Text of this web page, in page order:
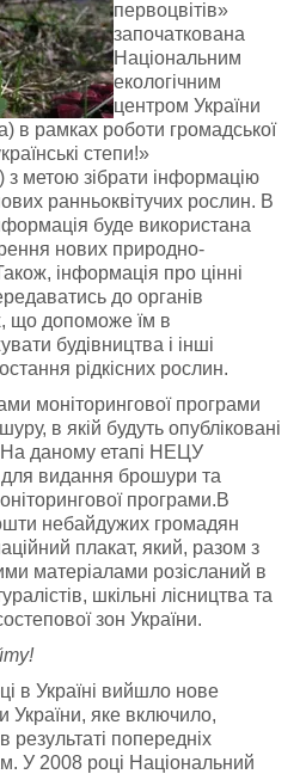
первоцвітів»
започаткована
Національним
екологічним
центром України
в рамках роботи громадської
степи!»
метою зібрати інформацію
ранньоквітучих рослин. В
буде використана
нових природно-
інформація про цінні
до органів
що допоможе їм в
будівництва і інші
рідкісних рослин.
моніторингової програми
в якій будуть опубліковані
даному етапі НЕЦУ
видання брошури та
програми.В
небайдужих громадян
плакат, який, разом з
матеріалами розісланий в
шкільні лісництва та
зон України.
в Україні вийшло нове
України, яке включило,
результаті попередніх
У 2008 році Національний